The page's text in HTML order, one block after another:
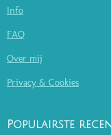
Info
FAQ
Over mij
Privacy & Cookies
Populairste